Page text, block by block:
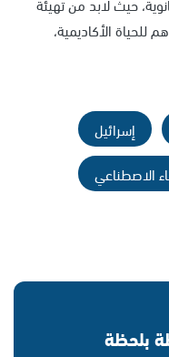
للحياة الأكاديمية،
إسرائيل
الاصطناعي
بلحظة